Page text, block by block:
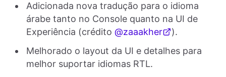
Adicionada nova tradução para o idioma
árabe tanto no Console quanto na UI de
Experiência (crédito @zaaakher
).
Melhorado o layout da UI e detalhes para
melhor suportar idiomas RTL.